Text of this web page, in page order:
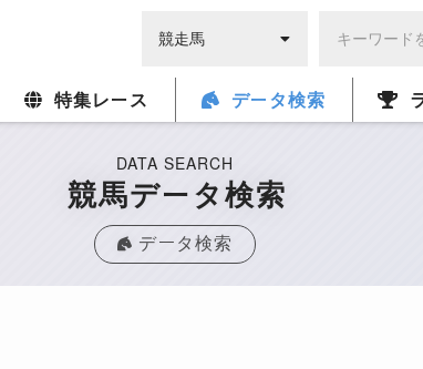
特集レース データ検索
DATA SEARCH
競馬データ検索
データ検索